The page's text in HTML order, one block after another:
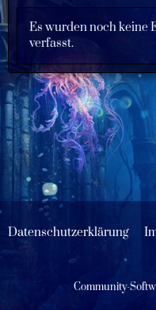
Es wurden noch keine
verfasst.
Datenschutzerklärung
Community-